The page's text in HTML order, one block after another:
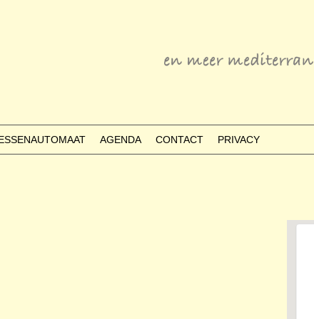
AGENDA CONTACT PRIVACY